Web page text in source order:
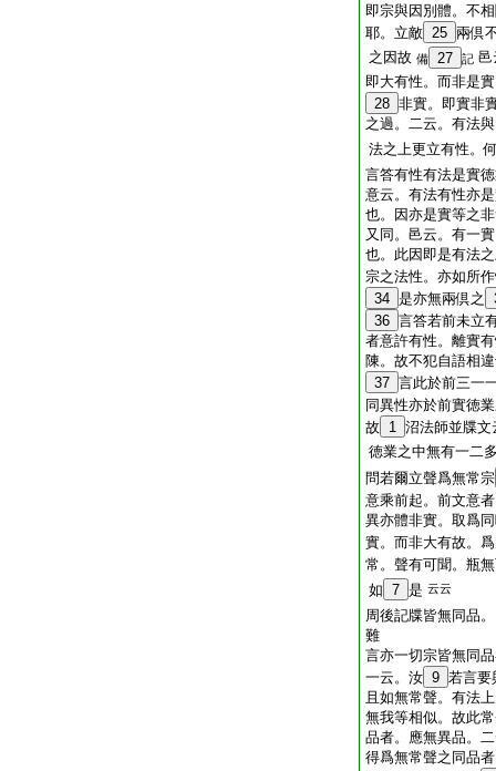
即宗與因別體。不
耶。立敵 25 兩倶
之因故 備 27 記 邑
即大有性。而非是
28 非實。即實非
之過。二云。有法
法之上更立有性。
言答有性有法是實
意云。有法有性亦
也。因亦是實等之
又同。邑云。有一
也。此因即是有法
宗之法性。亦如所
34 是亦無兩倶之
36 言答若前未立
者意許有性。離實
陳。故不犯自語相
37 言此於前三一
同異性亦於前實徳
故
1 沼法師並牒文
徳業之中無有一二
問若爾立聲爲無常宗
意乘前起。前文意
異亦體非實。取爲
實。而非大有故。
常。聲有可聞。瓶
如 7 是 云云
周後記牒皆無同品
難
言亦一切宗皆無同
一云。汝 9 若言要
且如無常聲。有法
無我等相似。故此
品者。應無異品。
得爲無常聲之同品